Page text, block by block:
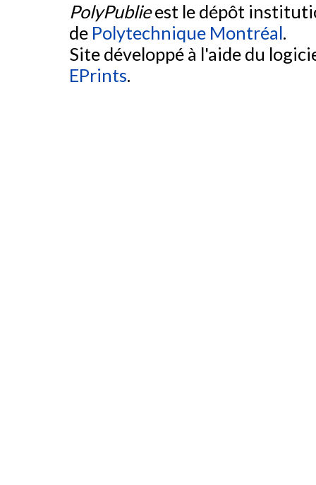
PolyPublieest le dépôt
de Polytechnique Montréal.
Site développé à l'aide du
EPrints.